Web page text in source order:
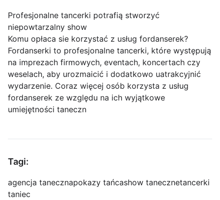
Profesjonalne tancerki potrafią stworzyć
niepowtarzalny show
Komu opłaca sie korzystać z usług fordanserek?
Fordanserki to profesjonalne tancerki, które występują
na imprezach firmowych, eventach, koncertach czy
weselach, aby urozmaicić i dodatkowo uatrakcyjnić
wydarzenie. Coraz więcej osób korzysta z usług
fordanserek ze względu na ich wyjątkowe
umiejętności taneczn
Tagi:
agencja tanecznapokazy tańcashow tanecznetancerki
taniec